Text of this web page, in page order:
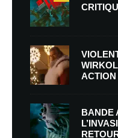
ACTION
BANDE